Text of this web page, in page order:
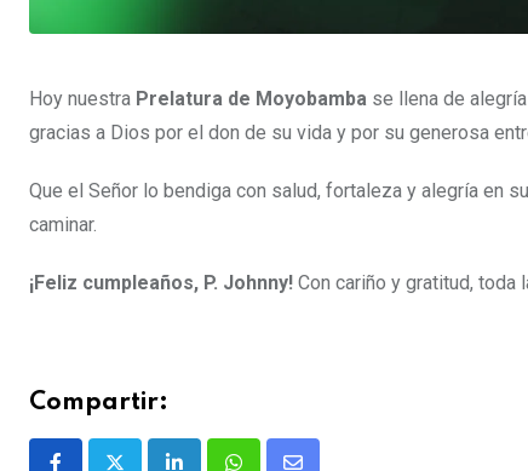
Hoy nuestra Prelatura de Moyobamba se llena de
gracias a Dios por el don de su vida y por su generosa
Que el Señor lo bendiga con salud, fortaleza y alegría en
caminar.
¡Feliz cumpleaños, P. Johnny! Con cariño y gratitud, toda
Compartir: